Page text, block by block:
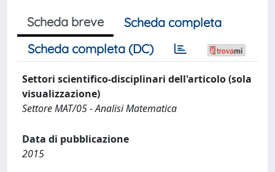
Scheda breve
Scheda completa
Scheda completa (DC)
Settori scientifico-disciplinari dell'articolo (sola
visualizzazione)
Settore MAT/05 - Analisi Matematica
Data di pubblicazione
2015